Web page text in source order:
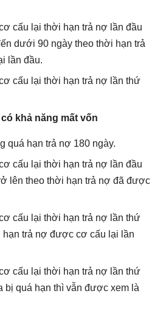
cấu lại thời hạn trả nợ lần đầu
dưới 90 ngày theo thời hạn trả
lần đầu.
cấu lại thời hạn trả nợ lần thứ
khả năng mất vốn
quá hạn trả nợ 180 ngày.
cấu lại thời hạn trả nợ lần đầu
lên theo thời hạn trả nợ đã được
cấu lại thời hạn trả nợ lần thứ
hạn trả nợ được cơ cấu lại lần
cấu lại thời hạn trả nợ lần thứ
bị quá hạn thì vẫn được xem là